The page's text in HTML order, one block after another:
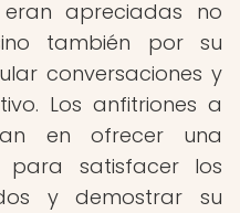
eran apreciadas no
también por su
conversaciones y
Los anfitriones a
en ofrecer una
para satisfacer los
y demostrar su